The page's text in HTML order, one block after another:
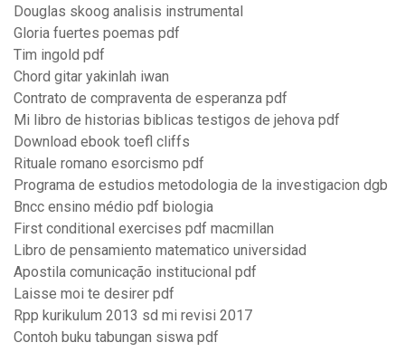
Douglas skoog analisis instrumental
Gloria fuertes poemas pdf
Tim ingold pdf
Chord gitar yakinlah iwan
Contrato de compraventa de esperanza pdf
Mi libro de historias biblicas testigos de jehova pdf
Download ebook toefl cliffs
Rituale romano esorcismo pdf
Programa de estudios metodologia de la investigacion dgb
Bncc ensino médio pdf biologia
First conditional exercises pdf macmillan
Libro de pensamiento matematico universidad
Apostila comunicação institucional pdf
Laisse moi te desirer pdf
Rpp kurikulum 2013 sd mi revisi 2017
Contoh buku tabungan siswa pdf